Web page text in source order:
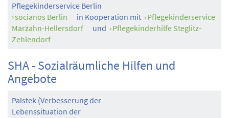
Pflegekinderservice Berlin
socianos Berlin
in Kooperation mit
Pflegekinderservice
Marzahn-Hellersdorf
und
Pflegekinderhilfe Steglitz-
Zehlendorf
SHA - Sozialräumliche Hilfen und
Angebote
Palstek (Verbesserung der
Lebenssituation der